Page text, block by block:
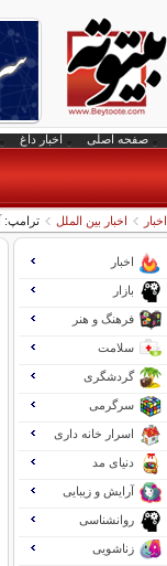
صفحه اصلی اخبار داغ
اخبار اخبار بین الملل ترامپ:
اخبار
بازار
فرهنگ و هنر
سلامت
گردشگری
سرگرمی
اسرار خانه داری
دنیای مد
آرایش و زیبایی
روانشناسی
زناشویی